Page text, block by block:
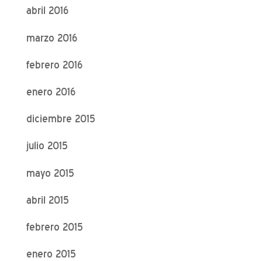
abril 2016
marzo 2016
febrero 2016
enero 2016
diciembre 2015
julio 2015
mayo 2015
abril 2015
febrero 2015
enero 2015